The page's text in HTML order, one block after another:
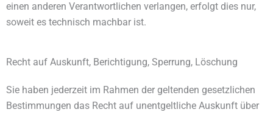
einen anderen Verantwortlichen verlangen, erfolgt dies nur,
soweit es technisch machbar ist.
Recht auf Auskunft, Berichtigung, Sperrung, Löschung
Sie haben jederzeit im Rahmen der geltenden gesetzlichen
Bestimmungen das Recht auf unentgeltliche Auskunft über